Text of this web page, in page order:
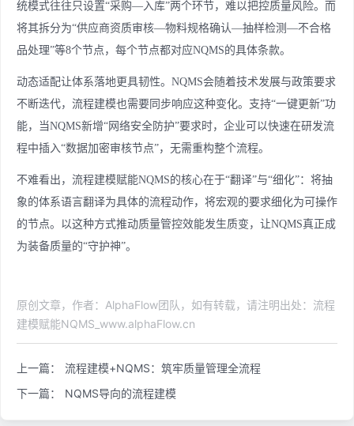
统模式往往只设置“采购—入库”两个环节，难以把控质量风险。而
将其拆分为“供应商资质审核—物料规格确认—抽样检测—不合格
品处理”等8个节点，每个节点都对应NQMS的具体条款。
动态适配让体系落地更具韧性。NQMS会随着技术发展与政策要求
不断迭代，流程建模也需要同步响应这种变化。支持“一键更新”功
能，当NQMS新增“网络安全防护”要求时，企业可以快速在研发流
程中插入“数据加密审核节点”，无需重构整个流程。
不难看出，流程建模赋能NQMS的核心在于“翻译”与“细化”：将抽
象的体系语言翻译为具体的流程动作，将宏观的要求细化为可操作
的节点。以这种方式推动质量管控效能发生质变，让NQMS真正成
为装备质量的“守护神”。
原创文章，作者：AlphaFlow团队，如有转载，请注明出处：流程
建模赋能NQMS_www.alphaFlow.cn
上一篇：
流程建模+NQMS：筑牢质量管理全流程
下一篇：
NQMS导向的流程建模